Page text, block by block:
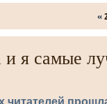
«
я самые